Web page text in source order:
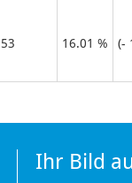
53 16.01 % (-
Ihr Bild